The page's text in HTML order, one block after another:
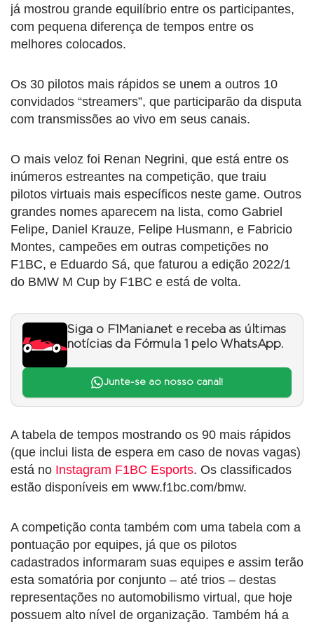
já mostrou grande equilíbrio entre os participantes,
com pequena diferença de tempos entre os
melhores colocados.
Os 30 pilotos mais rápidos se unem a outros 10
convidados “streamers”, que participarão da disputa
com transmissões ao vivo em seus canais.
O mais veloz foi Renan Negrini, que está entre os
inúmeros estreantes na competição, que traiu
pilotos virtuais mais específicos neste game. Outros
grandes nomes aparecem na lista, como Gabriel
Felipe, Daniel Krauze, Felipe Husmann, e Fabricio
Montes, campeões em outras competições no
F1BC, e Eduardo Sá, que faturou a edição 2022/1
do BMW M Cup by F1BC e está de volta.
Siga o F1Mania.net e receba as últimas
notícias da Fórmula 1 pelo WhatsApp.
Junte-se ao nosso canal!
A tabela de tempos mostrando os 90 mais rápidos
(que inclui lista de espera em caso de novas vagas)
está no Instagram F1BC Esports. Os classificados
estão disponíveis em www.f1bc.com/bmw.
A competição conta também com uma tabela com a
pontuação por equipes, já que os pilotos
cadastrados informaram suas equipes e assim terão
esta somatória por conjunto – até trios – destas
representações no automobilismo virtual, que hoje
possuem alto nível de organização. Também há a